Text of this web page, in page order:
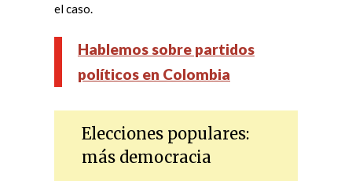
el caso.
Hablemos sobre partidos
políticos en Colombia
Elecciones populares:
más democracia